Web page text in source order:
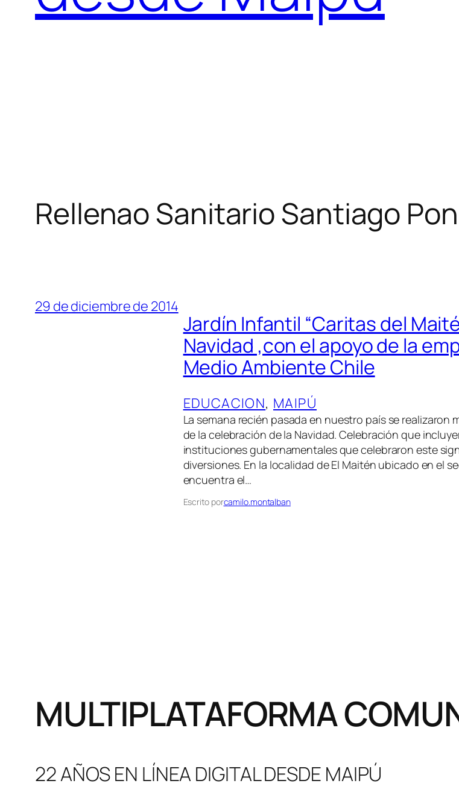
Rellenao Sanitario Santiago
29 de diciembre de 2014
Jardín Infantil “Caritas del
Navidad ,con el apoyo de la
Medio Ambiente Chile
EDUCACION, MAIPÚ
La semana recién pasada en nuestro país se
de la celebración de la Navidad. Celebración que
instituciones gubernamentales que celebraron este
diversiones. En la localidad de El Maitén ubicado en el
encuentra el…
Escrito porcamilo.montalban
MULTIPLATAFORMA
22 AÑOS EN LÍNEA DIGITAL DESDE MAIPÚ